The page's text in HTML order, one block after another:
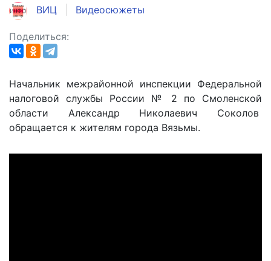
ВИЦ Видеосюжеты
Поделиться:
Начальник межрайонной инспекции Федеральной
налоговой службы России № 2 по Смоленской
области Александр Николаевич Соколов
обращается к жителям города Вязьмы.